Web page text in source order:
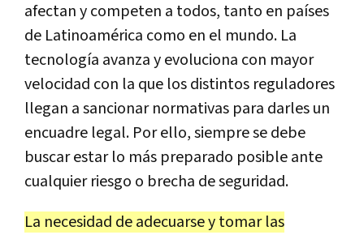
afectan y competen a todos, tanto en países
de Latinoamérica como en el mundo. La
tecnología avanza y evoluciona con mayor
velocidad con la que los distintos reguladores
llegan a sancionar normativas para darles un
encuadre legal. Por ello, siempre se debe
buscar estar lo más preparado posible ante
cualquier riesgo o brecha de seguridad.
La necesidad de adecuarse y tomar las